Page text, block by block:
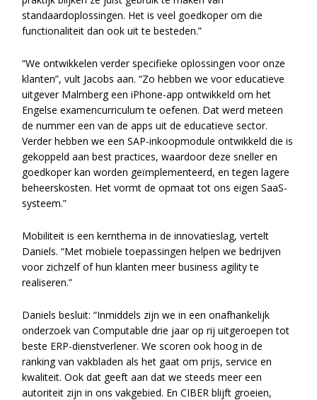
standaardoplossingen. Het is veel goedkoper om die
functionaliteit dan ook uit te besteden.”
“We ontwikkelen verder specifieke oplossingen voor onze
klanten”, vult Jacobs aan. “Zo hebben we voor educatieve
uitgever Malmberg een iPhone-app ontwikkeld om het
Engelse examencurriculum te oefenen. Dat werd meteen
de nummer een van de apps uit de educatieve sector.
Verder hebben we een SAP-inkoopmodule ontwikkeld die is
gekoppeld aan best practices, waardoor deze sneller en
goedkoper kan worden geïmplementeerd, en tegen lagere
beheerskosten. Het vormt de opmaat tot ons eigen SaaS-
systeem.”
Mobiliteit is een kernthema in de innovatieslag, vertelt
Daniels. “Met mobiele toepassingen helpen we bedrijven
voor zichzelf of hun klanten meer business agility te
realiseren.”
Daniels besluit: “Inmiddels zijn we in een onafhankelijk
onderzoek van Computable drie jaar op rij uitgeroepen tot
beste ERP-dienstverlener. We scoren ook hoog in de
ranking van vakbladen als het gaat om prijs, service en
kwaliteit. Ook dat geeft aan dat we steeds meer een
autoriteit zijn in ons vakgebied. En CIBER blijft groeien,